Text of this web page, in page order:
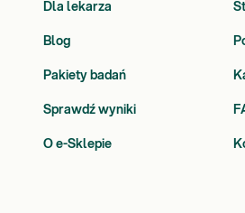
Dla lekarza
Blog
Pakiety badań
Sprawdź wyniki
O e-Sklepie